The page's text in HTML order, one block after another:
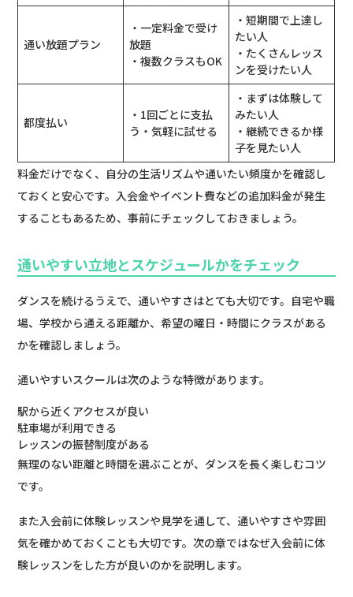
通い放題プラン
・一定料金で受け
放題
・複数クラスもOK
・短期間で上達し
たい人
・たくさんレッス
ンを受けたい人
都度払い
・1回ごとに支払
う・気軽に試せる
・まずは体験して
みたい人
・継続できるか様
子を見たい人
料金だけでなく、自分の生活リズムや通いたい頻度かを確認し
ておくと安心です。入会金やイベント費などの追加料金が発生
することもあるため、事前にチェックしておきましょう。
通いやすい立地とスケジュールかをチェック
ダンスを続けるうえで、通いやすさはとても大切です。自宅や職
場、学校から通える距離か、希望の曜日・時間にクラスがある
かを確認しましょう。
通いやすいスクールは次のような特徴があります。
駅から近くアクセスが良い
駐車場が利用できる
レッスンの振替制度がある
無理のない距離と時間を選ぶことが、ダンスを長く楽しむコツ
です。
また入会前に体験レッスンや見学を通して、通いやすさや雰囲
気を確かめておくことも大切です。次の章ではなぜ入会前に体
験レッスンをした方が良いのかを説明します。